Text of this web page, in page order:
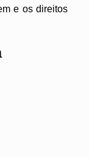
e os direitos